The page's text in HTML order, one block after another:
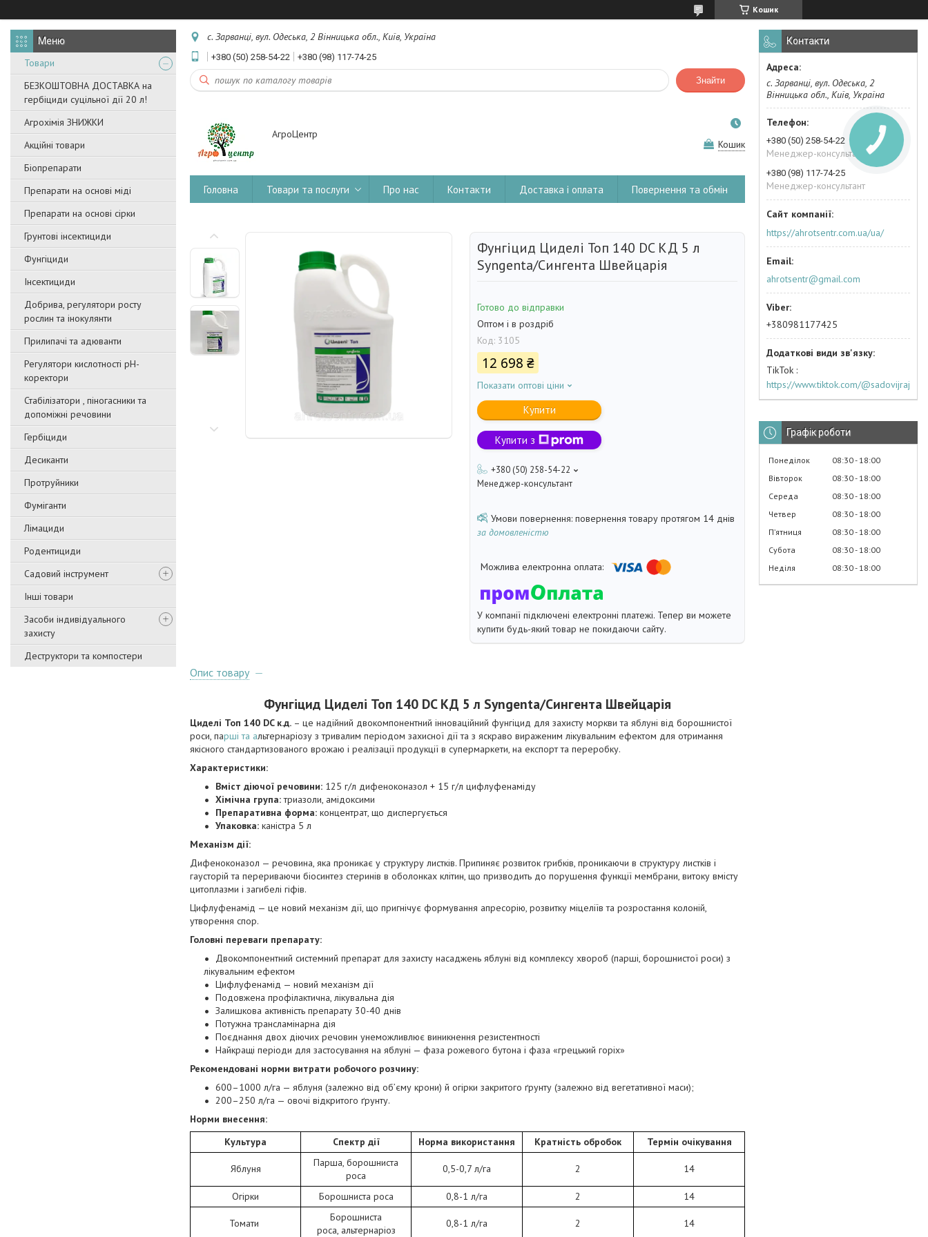
Кошик
Товари
БЕЗКОШТОВНА ДОСТАВКА на
гербіциди суцільної дії 20 л!
Агрохімія ЗНИЖКИ
Акційні товари
Біопрепарати
Препарати на основі міді
Препарати на основі сірки
Грунтові інсектициди
Фунгіциди
Інсектициди
Добрива, регулятори росту
рослин та інокулянти
Прилипачі та адюванти
Регулятори кислотності pН-
коректори
Стабілізатори , піногасники та
допоміжні речовини
Гербіциди
Десиканти
Протруйники
Фуміганти
Лімациди
Родентициди
Садовий інструмент
Інші товари
Засоби індивідуального
захисту
Деструктори та компостери
с. Зарванці, вул. Одеська, 2 Вінницька обл., Київ, Україна
+380 (50) 258-54-22 +380 (98) 117-74-25
Знайти
АгроЦентр
Кошик
Головна Товари та послуги Про нас Контакти Доставка і оплата Повернення та обмін
Фунгіцид Циделі Топ 140 DC КД 5 л
Syngenta/Сингента Швейцарія
Готово до відправки
Оптом і в роздріб
Код: 3105
12 698 ₴
Показати оптові ціни
Купити
Купити з
+380 (50) 258-54-22
Менеджер-консультант
повернення товару протягом 14 днів
за домовленістю
У компанії підключені електронні платежі. Тепер ви можете
купити будь-який товар не покидаючи сайту.
Опис товару
Фунгіцид Циделі Топ 140 DC КД 5 л Syngenta/Сингента Швейцарія
Циделі Топ 140 DC к.д. – це надійний двокомпонентний інноваційний фунгіцид для захисту моркви та яблуні від борошнистої
роси, парші та альтернаріозу з тривалим періодом захисної дії та з яскраво вираженим лікувальним ефектом для отримання
якісного стандартизованого врожаю і реалізації продукції в супермаркети, на експорт та переробку.
Характеристики:
Вміст діючої речовини: 125 г/л дифеноконазол + 15 г/л цифлуфенаміду
Хімічна група:триазоли, амідоксими
Препаративна форма: концентрат, що диспергується
Упаковка: каністра 5 л
Механізм дії:
Дифеноконазол — речовина, яка проникає у структуру листків. Припиняє розвиток грибків, проникаючи в структуру листків і
гаусторій та перериваючи біосинтез стеринів в оболонках клітин, що призводить до порушення функції мембрани, витоку вмісту
цитоплазми і загибелі гіфів.
Цифлуфенамід — це новий механізм дії, що пригнічує формування апресорію, розвитку міцеліїв та розростання колоній,
утворення спор.
Головні переваги препарату:
Двокомпонентний системний препарат для захисту насаджень яблуні від комплексу хвороб (парші, борошнистої роси) з
лікувальним ефектом
Цифлуфенамід — новий механізм дії
Подовжена профілактична, лікувальна дія
Залишкова активність препарату 30-40 днів
Потужна трансламінарна дія
Поєднання двох діючих речовин унеможливлює виникнення резистентності
Найкращі періоди для застосування на яблуні — фаза рожевого бутона і фаза «грецький горіх»
Рекомендовані норми витрати робочого розчину:
600–1000 л/га — яблуня (залежно від об’єму крони) й огірки закритого ґрунту (залежно від вегетативної маси);
200–250 л/га — овочі відкритого ґрунту.
Норми внесення:
Культура
Спектр дії Норма використання Кратність обробок Термін очікування
Яблуня
Парша, борошниста
роса
0,5-0,7 л/га 2 14
Огірки Борошниста роса 0,8-1 л/га 2 14
Томати
Борошниста
роса, альтернаріоз
0,8-1 л/га 2 14
Контакти
с. Зарванці, вул. Одеська, 2
Вінницька обл., Київ, Україна
+380 (50) 258-54-22
Менеджер-консультант
+380 (98) 117-74-25
Менеджер-консультант
https://ahrotsentr.com.ua/ua/
ahrotsentr@gmail.com
+380981177425
TikTok
https://www.tiktok.com/@sadovijraj
Графік роботи
Понеділок 08:30 18:00
Вівторок
08:30 18:00
Середа
08:30 18:00
Четвер
08:30 18:00
Пʼятниця
08:30 18:00
Субота
08:30 18:00
Неділя
08:30 18:00